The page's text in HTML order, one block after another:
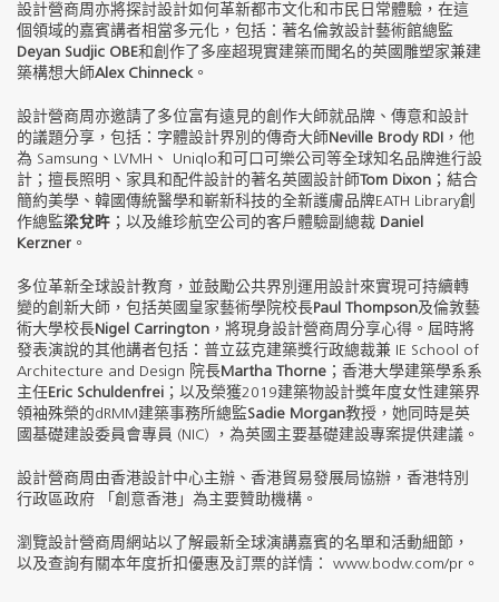
設計營商周亦將探討設計如何革新都市文化和市民日常體驗，在這
個領域的嘉賓講者相當多元化，包括：著名倫敦設計藝術館總監
Deyan Sudjic OBE和創作了多座超現實建築而聞名的英國雕塑家兼建
築構想大師Alex Chinneck。
設計營商周亦邀請了多位富有遠見的創作大師就品牌、傳意和設計
的議題分享，包括：字體設計界別的傳奇大師Neville Brody RDI ，他
為 Samsung、LVMH、 Uniqlo和可口可樂公司等全球知名品牌進行設
計；擅長照明、家具和配件設計的著名英國設計師Tom Dixon ；結合
簡約美學、韓國傳統醫學和嶄新科技的全新護膚品牌EATH Library創
作總監梁兌旿 ；以及維珍航空公司的客戶體驗副總裁 Daniel
Kerzner 。
多位革新全球設計教育，並鼓勵公共界別運用設計來實現可持續轉
變的創新大師，包括英國皇家藝術學院校長Paul Thompson及倫敦藝
術大學校長Nigel Carrington ，將現身設計營商周分享心得。屆時將
發表演說的其他講者包括：普立茲克建築獎行政總裁兼 IE School of
Architecture and Design 院長Martha Thorne ；香港大學建築學系系
主任Eric Schuldenfrei ；以及榮獲2019建築物設計獎年度女性建築界
領袖殊榮的dRMM建築事務所總監Sadie Morgan教授，她同時是英
國基礎建設委員會專員 (NIC) ，為英國主要基礎建設專案提供建議。
設計營商周由香港設計中心主辦、香港貿易發展局協辦，香港特別
行政區政府 「創意香港」為主要贊助機構。
瀏覽設計營商周網站以了解最新全球演講嘉賓的名單和活動細節，
以及查詢有關本年度折扣優惠及訂票的詳情： www.bodw.com/pr。